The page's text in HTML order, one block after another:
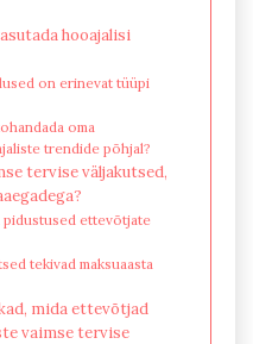
hooajalisi
on erinevat tüüpi
oma
trendide põhjal?
tervise väljakutsed,
pidustused ettevõtjate
tekivad maksuaasta
mida ettevõtjad
vaimse tervise